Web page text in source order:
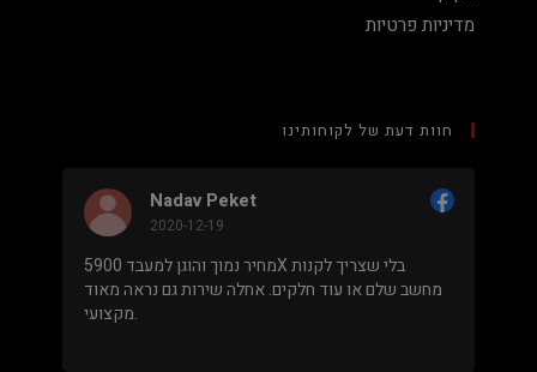
מדיניות פרטיות
חוות דעת של לקוחותינו
Nadav Peket
2020-12-19
מחיר נמוך והוגן למעבד 5900X בלי שצריך לקנות
מחשב שלם או עוד חלקים. אחלה שירות גם נראה מאוד
מקצועי.